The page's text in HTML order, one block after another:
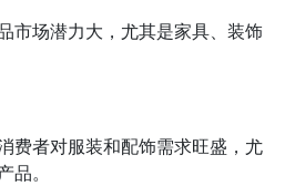
市场潜力大，尤其是家具、装饰
费者对服装和配饰需求旺盛，尤
。